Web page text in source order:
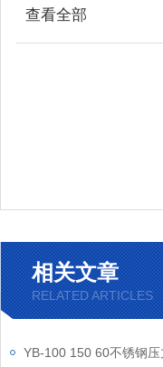
查看全部
相关文章
RELATED ARTICLES